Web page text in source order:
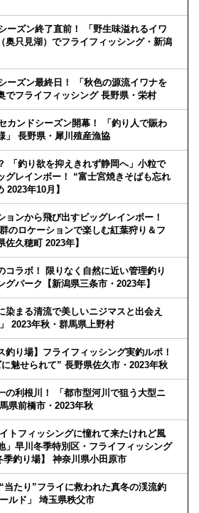
ーズン終了直前！ 「野生味溢れるイワ
奥只見湖）でフライフィッシング・新潟
ーズン最終日！ 「秋色の源流イワナを
でフライフィッシング 長野県・栄村
カンドシーズン開幕！ 「釣り人で賑わ
」 長野県・犀川殖産漁協
「釣り欲を抑えきれず静岡へ」小粒で
グレインボー！ “富士宮焼きそばも忘れ
2023年10月】
ョンから飛び出すビッグレインボー！
のロケーションで楽しむ紅葉狩り＆フ
久穂町 2023年】
コラボ！ 限りなく自然に近い管理釣り
パーク【新潟県三条市・2023年】
染まる清流で美しいニジマスと出会え
2023年秋・群馬県上野村
釣り場】フライフィッシング実釣ルポ！
魅せられて” 長野県佐久市・2023年秋
の利根川！ 「都市型河川で狙う大型ニ
県前橋市・2023年秋
トフィッシングに憧れて来たけれど風
」早川冬季特別区・フライフィッシング
季釣り場】 神奈川県小田原市
当たり”フライに救われた真冬の渓流釣
ルド」 埼玉県秩父市